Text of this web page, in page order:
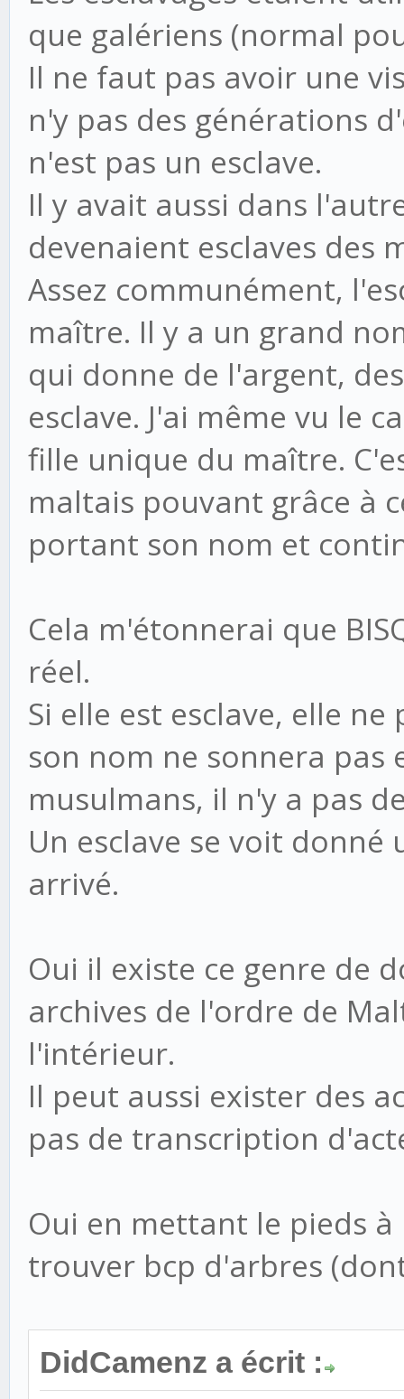
que galériens (normal
Il ne faut pas avoir une
n'y pas des générations
n'est pas un esclave.
Il y avait aussi dans
devenaient esclaves des
Assez communément,
maître. Il y a un grand
qui donne de l'argent,
esclave. J'ai même vu le
fille unique du maître.
maltais pouvant grâce à
portant son nom et
Cela m'étonnerai que
réel.
Si elle est esclave, elle
son nom ne sonnera pas
musulmans, il n'y a pas
Un esclave se voit
arrivé.
Oui il existe ce genre de
archives de l'ordre de
l'intérieur.
Il peut aussi exister des
pas de transcription
Oui en mettant le pieds
trouver bcp d'arbres
DidCamenz a écrit :